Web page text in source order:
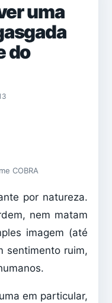
uma
do
COBRA
por natureza.
nem matam
imagem (até
sentimento ruim,
em particular,